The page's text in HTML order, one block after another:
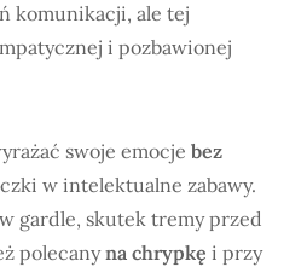
komunikacji, ale tej
i pozbawionej
swoje emocje bez
w intelektualne zabawy.
gardle, skutek tremy przed
polecanyna chrypkę i przy